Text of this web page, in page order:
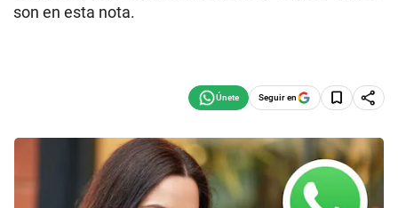
son en esta nota.
Seguir en